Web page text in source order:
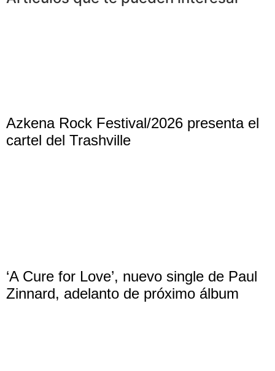
Azkena Rock Festival/2026 presenta el
cartel del Trashville
‘A Cure for Love’, nuevo single de Paul
Zinnard, adelanto de próximo álbum